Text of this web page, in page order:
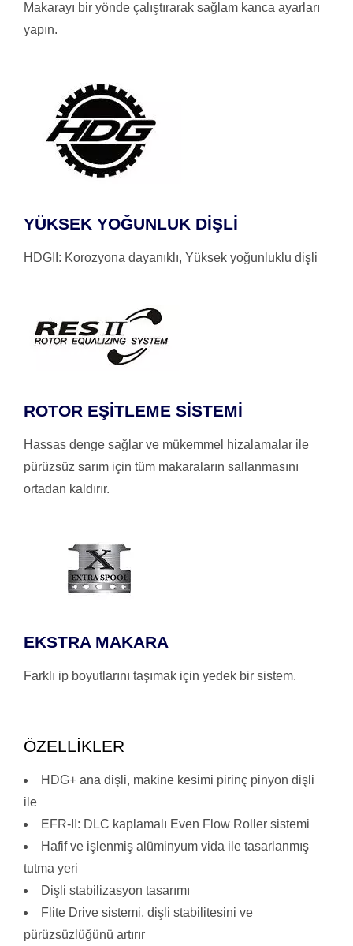
Makarayı bir yönde çalıştırarak sağlam kanca ayarları
yapın.
YÜKSEK YOĞUNLUK DİŞLİ
HDGII: Korozyona dayanıklı, Yüksek yoğunluklu dişli
ROTOR EŞİTLEME SİSTEMİ
Hassas denge sağlar ve mükemmel hizalamalar ile
pürüzsüz sarım için tüm makaraların sallanmasını
ortadan kaldırır.
EKSTRA MAKARA
Farklı ip boyutlarını taşımak için yedek bir sistem.
ÖZELLİKLER
HDG+ ana dişli, makine kesimi pirinç pinyon dişli
ile
EFR-II: DLC kaplamalı Even Flow Roller sistemi
Hafif ve işlenmiş alüminyum vida ile tasarlanmış
tutma yeri
Dişli stabilizasyon tasarımı
Flite Drive sistemi, dişli stabilitesini ve
pürüzsüzlüğünü artırır